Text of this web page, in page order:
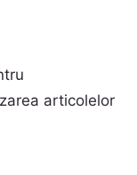
articolelor